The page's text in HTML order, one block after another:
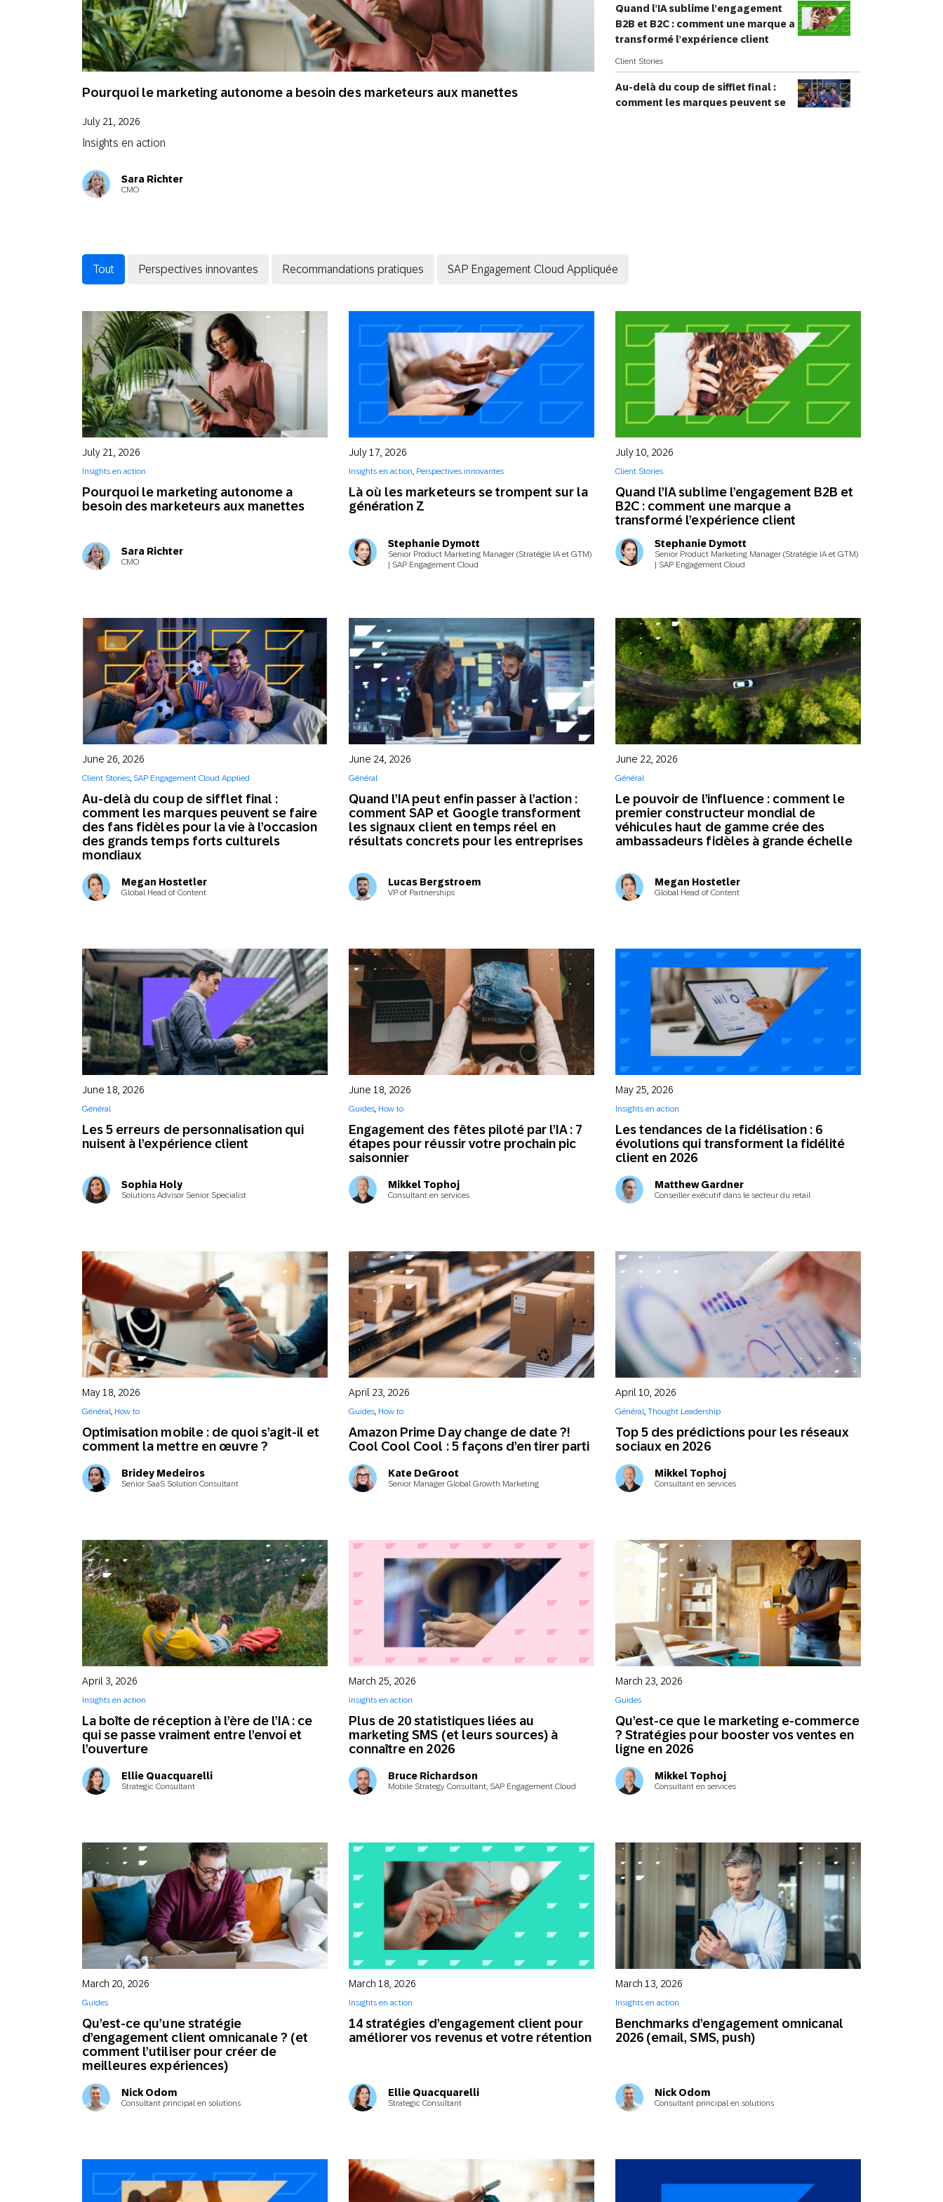
Email SMS Mobile Wallet
Mobile
Messagerie
conversationnelle
En magasin
d’appel
Pourquoi le marketing autonome a besoin des marketeurs aux manettes
July 21, 2026
Insights en action
Sara Richter
CMO
Quand l’IA sublime l’engagement
B2B et B2C : comment une marque a
transformé l’expérience client
Client Stories
Au-delà du coup de sifflet final :
comment les marques peuvent se
véhicules haut de gamme crée des
ambassadeurs fidèles à grande
échelle
Les 5 erreurs de personnalisation
Général
l’IA : 7 étapes pour réussir votre
prochain pic saisonnier
Guides
Les tendances de la fidélisation : 6
Optimisation mobile : de quoi
s’agit-il et comment la mettre en
œuvre ?
Général ,How to
Tout Perspectives innovantes Recommandations pratiques SAP Engagement Cloud Appliquée
Pourquoi le marketing autonome a
besoin des marketeurs aux manettes
July 21, 2026
Insights en action
Sara Richter
CMO
Là où les marketeurs se trompent sur la
génération Z
July 17, 2026
Insights en action, Perspectives innovantes
Stephanie Dymott
Senior Product Marketing Manager (Stratégie IA et GTM)
| SAP Engagement Cloud
Quand l’IA sublime l’engagement B2B et
B2C : comment une marque a
transformé l’expérience client
July 10, 2026
Client Stories
Stephanie Dymott
Senior Product Marketing Manager (Stratégie IA et GTM)
| SAP Engagement Cloud
Au-delà du coup de sifflet final :
comment les marques peuvent se faire
des fans fidèles pour la vie à l’occasion
des grands temps forts culturels
mondiaux
June 26, 2026
Client Stories, SAP Engagement Cloud Applied
Megan Hostetler
Global Head of Content
Quand l’IA peut enfin passer à l’action :
comment SAP et Google transforment
les signaux client en temps réel en
résultats concrets pour les entreprises
June 24, 2026
Général
Lucas Bergstroem
VP of Partnerships
Le pouvoir de l’influence : comment le
premier constructeur mondial de
véhicules haut de gamme crée des
ambassadeurs fidèles à grande échelle
June 22, 2026
Général
Megan Hostetler
Global Head of Content
Les 5 erreurs de personnalisation qui
nuisent à l’expérience client
June 18, 2026
Général
Sophia Holy
Solutions Advisor Senior Specialist
Engagement des fêtes piloté par l’IA : 7
étapes pour réussir votre prochain pic
saisonnier
June 18, 2026
Guides, How to
Mikkel Tophoj
Consultant en services
Les tendances de la fidélisation : 6
évolutions qui transforment la fidélité
client en 2026
May 25, 2026
Insights en action
Matthew Gardner
Conseiller exécutif dans le secteur du retail
Optimisation mobile : de quoi s’agit-il et
comment la mettre en œuvre ?
May 18, 2026
Général, How to
Bridey Medeiros
Senior SaaS Solution Consultant
Amazon Prime Day change de date ?!
Cool Cool Cool : 5 façons d’en tirer parti
April 23, 2026
Guides, How to
Kate DeGroot
Senior Manager Global Growth Marketing
Top 5 des prédictions pour les réseaux
sociaux en 2026
April 10, 2026
Général, Thought Leadership
Mikkel Tophoj
Consultant en services
La boîte de réception à l’ère de l’IA : ce
qui se passe vraiment entre l’envoi et
l’ouverture
April 3, 2026
Insights en action
Ellie Quacquarelli
Strategic Consultant
Plus de 20 statistiques liées au
marketing SMS (et leurs sources) à
connaître en 2026
March 25, 2026
Insights en action
Bruce Richardson
Mobile Strategy Consultant, SAP Engagement Cloud
Qu’est-ce que le marketing e-commerce
? Stratégies pour booster vos ventes en
ligne en 2026
March 23, 2026
Guides
Mikkel Tophoj
Consultant en services
Qu’est-ce qu’une stratégie
d’engagement client omnicanale ? (et
comment l’utiliser pour créer de
meilleures expériences)
March 20, 2026
Guides
Nick Odom
Consultant principal en solutions
14 stratégies d’engagement client pour
améliorer vos revenus et votre rétention
March 18, 2026
Insights en action
Ellie Quacquarelli
Strategic Consultant
Benchmarks d’engagement omnicanal
2026 (email, SMS, push)
March 13, 2026
Insights en action
Nick Odom
Consultant principal en solutions